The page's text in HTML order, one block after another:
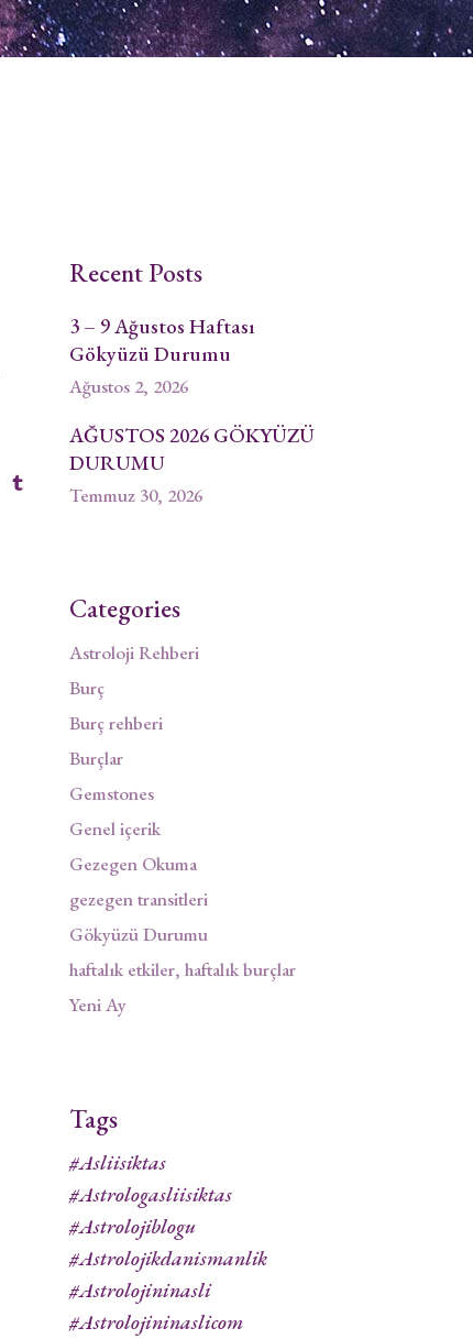
Recent Posts
3 – 9 Ağustos Haftası
Gökyüzü Durumu
Ağustos 2, 2026
AĞUSTOS 2026 GÖKYÜZÜ
DURUMU
Temmuz 30, 2026
Categories
Astroloji Rehberi
Burç
Burç rehberi
Burçlar
Gemstones
Genel içerik
Gezegen Okuma
gezegen transitleri
Gökyüzü Durumu
haftalık etkiler, haftalık burçlar
Yeni Ay
Tags
#asliisiktas
#astrologasliisiktas
#astrolojiblogu
#astrolojikdanismanlik
#astrolojininasli
#astrolojininaslicom